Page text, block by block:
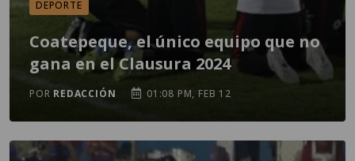
DEPORTE
Coatepeque, el único equipo que no
gana en el Clausura 2024
POR REDACCIÓN 01:08 PM, FEB 12